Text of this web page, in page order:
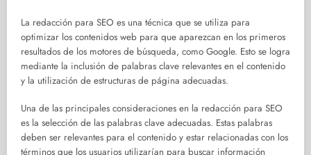
La redacción para SEO es una técnica que se utiliza para
optimizar los contenidos web para que aparezcan en los primeros
resultados de los motores de búsqueda, como Google. Esto se logra
mediante la inclusión de palabras clave relevantes en el contenido
y la utilización de estructuras de página adecuadas.
Una de las principales consideraciones en la redacción para SEO
es la selección de las palabras clave adecuadas. Estas palabras
deben ser relevantes para el contenido y estar relacionadas con los
términos que los usuarios utilizarían para buscar información